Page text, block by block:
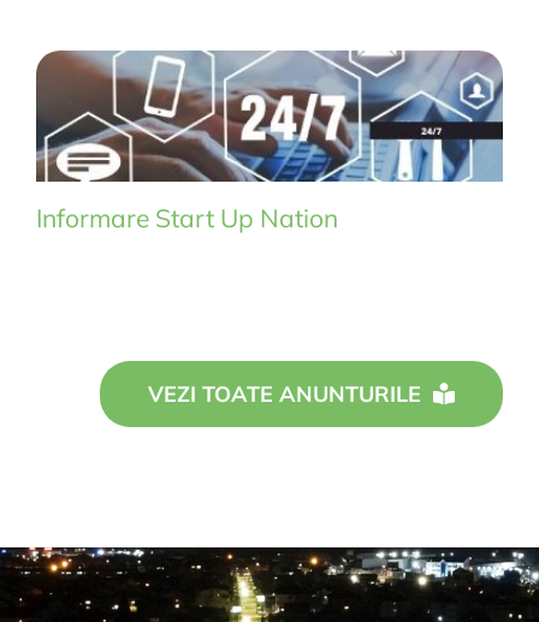
Informare Start Up Nation
VEZI TOATE ANUNTURILE